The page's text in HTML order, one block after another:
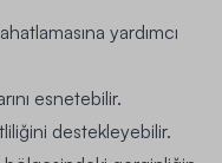
yardımcı
esnetebilir.
destekleyebilir.